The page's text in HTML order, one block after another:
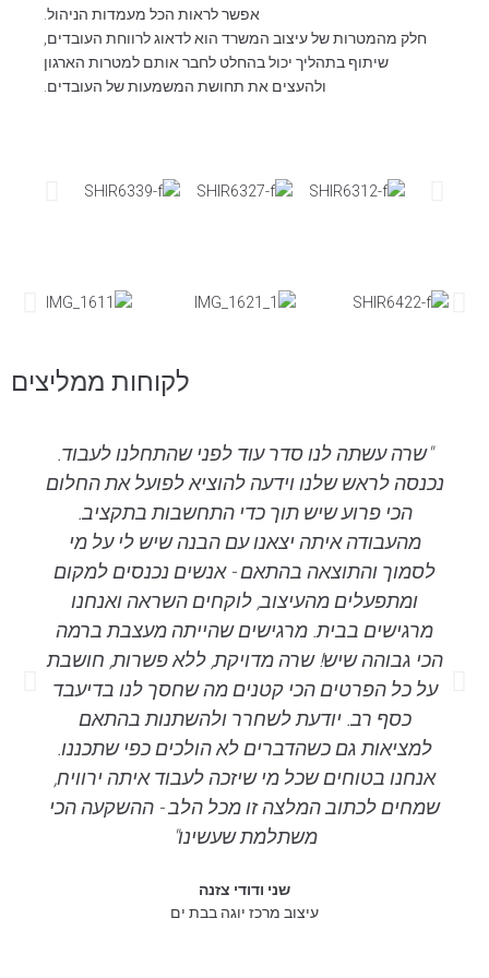
אפשר לראות הכל מעמדות הניהול.
חלק מהמטרות של עיצוב המשרד הוא לדאוג לרווחת העובדים,
שיתוף בתהליך יכול בהחלט לחבר אותם למטרות הארגון
ולהעצים את תחושת המשמעות של העובדים.
לקוחות ממליצים
"שרה עשתה לנו סדר עוד לפני שהתחלנו לעבוד.
נכנסה לראש שלנו וידעה להוציא לפועל את החלום
הכי פרוע שיש תוך כדי התחשבות בתקציב.
מהעבודה איתה יצאנו עם הבנה שיש לי על מי
לסמוך והתוצאה בהתאם - אנשים נכנסים למקום
ומתפעלים מהעיצוב, לוקחים השראה ואנחנו
מרגישים בבית. מרגישים שהייתה מעצבת ברמה
הכי גבוהה שיש! שרה מדויקת, ללא פשרות, חושבת
על כל הפרטים הכי קטנים מה שחסך לנו בדיעבד
כסף רב. יודעת לשחרר ולהשתנות בהתאם
למציאות גם כשהדברים לא הולכים כפי שתכננו.
אנחנו בטוחים שכל מי שיזכה לעבוד איתה ירוויח,
שמחים לכתוב המלצה זו מכל הלב - ההשקעה הכי
משתלמת שעשינו"
שני ודודי צזנה
עיצוב מרכז יוגה בבת ים